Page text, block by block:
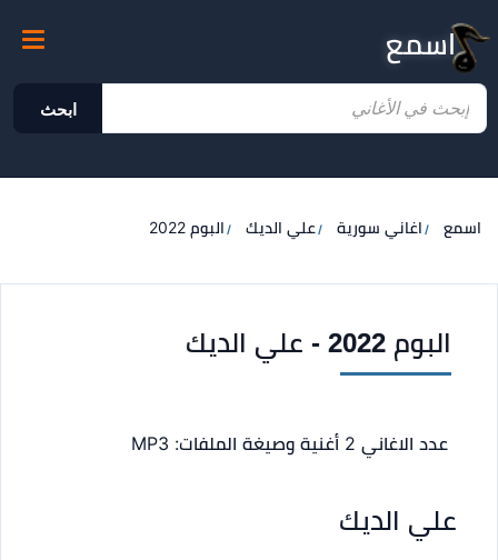
اسمع
ابحث
اسمع اغاني سورية علي الديك البوم 2022
البوم 2022 - علي الديك
عدد الاغاني 2 أغنية وصيغة الملفات: MP3
علي الديك